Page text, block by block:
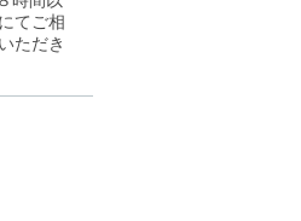
てご相
ただき